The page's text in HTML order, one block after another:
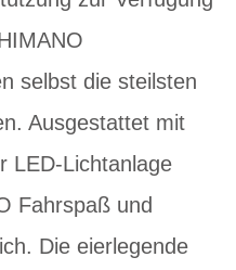
selbst die steilsten
Ausgestattet mit
LED-Lichtanlage
Fahrspaß und
Die eierlegende